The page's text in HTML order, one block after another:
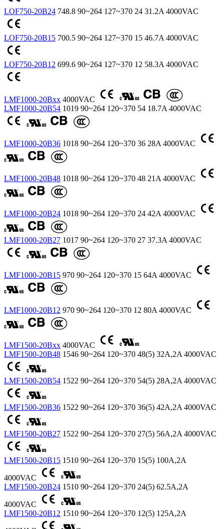
LOF750-20B24 748.8 90~264 127~370 24 31.2A 4000VAC
LOF750-20B15 700.5 90~264 127~370 15 46.7A 4000VAC
LOF750-20B12 699.6 90~264 127~370 12 58.3A 4000VAC
LMF1000-20Bxx 4000VAC
LMF1000-20B54 1019 90~264 120~370 54 18.7A 4000VAC
LMF1000-20B36 1018 90~264 120~370 36 28A 4000VAC
LMF1000-20B48 1018 90~264 120~370 48 21A 4000VAC
LMF1000-20B24 1018 90~264 120~370 24 42A 4000VAC
LMF1000-20B27 1017 90~264 120~370 27 37.3A 4000VAC
LMF1000-20B15 970 90~264 120~370 15 64A 4000VAC
LMF1000-20B12 970 90~264 120~370 12 80A 4000VAC
LMF1500-20Bxx 4000VAC
LMF1500-20B48 1546 90~264 120~370 48(5) 32A,2A 4000VAC
LMF1500-20B54 1522 90~264 120~370 54(5) 28A,2A 4000VAC
LMF1500-20B36 1522 90~264 120~370 36(5) 42A,2A 4000VAC
LMF1500-20B27 1522 90~264 120~370 27(5) 56A,2A 4000VAC
LMF1500-20B15 1510 90~264 120~370 15(5) 100A,2A
4000VAC
LMF1500-20B24 1510 90~264 120~370 24(5) 62.5A,2A
4000VAC
LMF1500-20B12 1510 90~264 120~370 12(5) 125A,2A